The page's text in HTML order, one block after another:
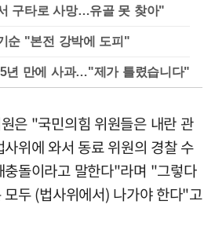
구타로 사망…유골 못 찾아"
순 "본전 강박에 도피"
년 만에 사과…"제가 틀렸습니다"
은 "국민의힘 위원들은 내란 관
위에 와서 동료 위원의 경찰 수
충돌이라고 말한다"라며 "그렇다
두 (법사위에서) 나가야 한다"고